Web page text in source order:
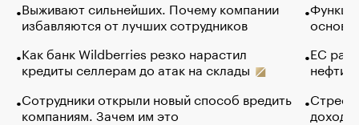
Выживают сильнейших. Почему компании
избавляются от лучших сотрудников
Как банк Wildberries резко нарастил
кредиты селлерам до атак на склады
Сотрудники открыли новый способ вредить
компаниям. Зачем им это
основ
ЕС
нефти